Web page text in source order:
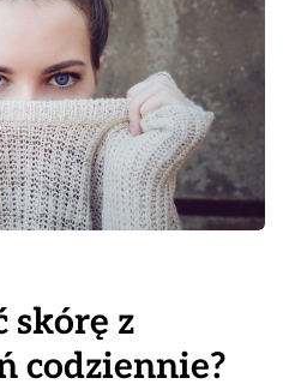
skórę z
codziennie?